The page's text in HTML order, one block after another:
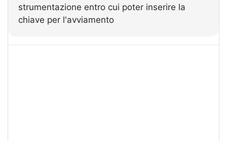
strumentazione entro cui poter inserire la
chiave per l'avviamento